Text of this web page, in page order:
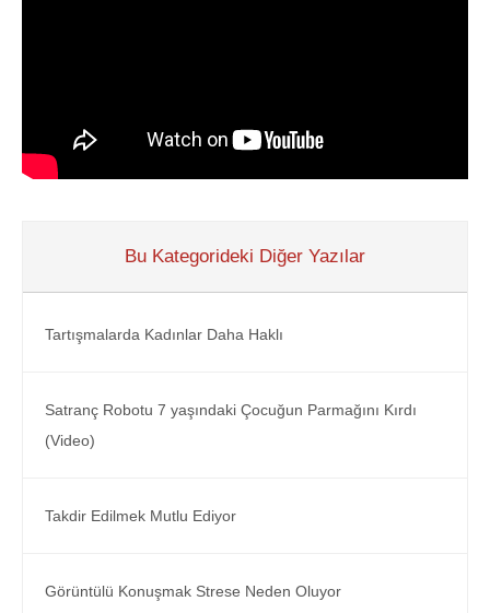
Bu Kategorideki Diğer Yazılar
Tartışmalarda Kadınlar Daha Haklı
Satranç Robotu 7 yaşındaki Çocuğun Parmağını Kırdı
(Video)
Takdir Edilmek Mutlu Ediyor
Görüntülü Konuşmak Strese Neden Oluyor